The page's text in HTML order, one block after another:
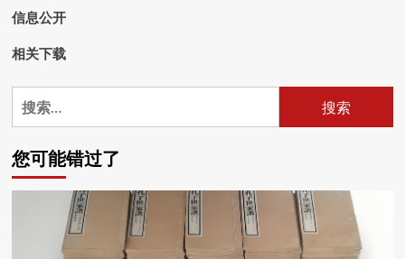
信息公开
相关下载
搜
索：
您可能错过了